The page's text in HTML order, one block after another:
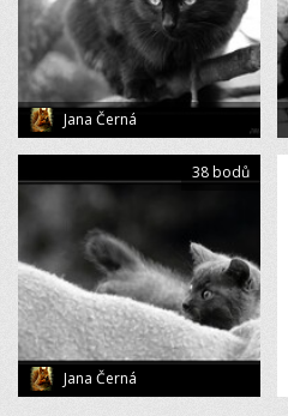
Jana Černá
Jana Černá
38 bodů